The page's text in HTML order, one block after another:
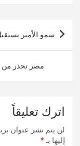
تصفّح
المقالات
سمو الأمير
مصر تحذر من
اترك تعليقاً
لن يتم نشر عنوان
إليها بـ*